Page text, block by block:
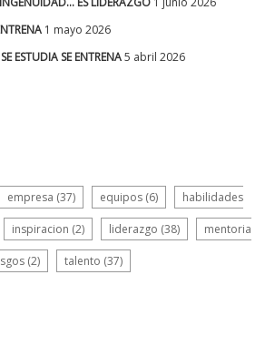
1 mayo 2026
ESTUDIA SE ENTRENA5 abril 2026
empresa (37) equipos (6) habilidades
inspiracion (2) liderazgo (38) mentoria
(2) talento (37)